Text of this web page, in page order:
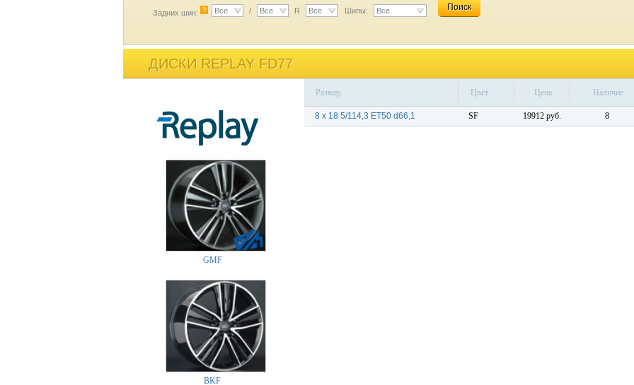
Задних шин: ? Все / Все R Все Шипы: Все Поиск
ДИСКИ REPLAY FD77
GMF
BKF
Размер Цвет Цена Наличие
8 x 18 5/114,3 ET50 d66,1 SF 19912 руб. 8